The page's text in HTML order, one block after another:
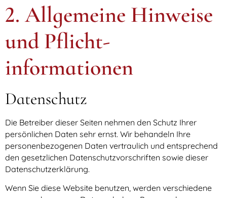
2. Allgemeine Hinweise
und Pflicht­
informationen
Datenschutz
Die Betreiber dieser Seiten nehmen den Schutz Ihrer
persönlichen Daten sehr ernst. Wir behandeln Ihre
personenbezogenen Daten vertraulich und entsprechend
den gesetzlichen Datenschutzvorschriften sowie dieser
Datenschutzerklärung.
Wenn Sie diese Website benutzen, werden verschiedene